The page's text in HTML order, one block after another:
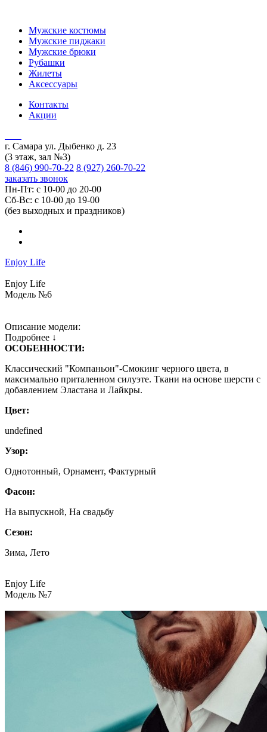
Мужские костюмы
Мужские пиджаки
Мужские брюки
Рубашки
Жилеты
Аксессуары
Контакты
Акции
г. Самара ул. Дыбенко д. 23
(3 этаж, зал №3)
8 (846) 990-70-22 8 (927) 260-70-22
заказать звонок
Пн-Пт: с 10-00 до 20-00
Сб-Вс: с 10-00 до 19-00
(без выходных и праздников)
Enjoy Life
Enjoy Life
Модель №6
Описание модели:
Подробнее ↓
ОСОБЕННОСТИ:
Классический "Компаньон"-Смокинг черного цвета, в
максимально приталенном силуэте. Ткани на основе шерсти с
добавлением Эластана и Лайкры.
Цвет:
undefined
Узор:
Однотонный, Орнамент, Фактурный
Фасон:
На выпускной, На свадьбу
Сезон:
Зима, Лето
Enjoy Life
Модель №7